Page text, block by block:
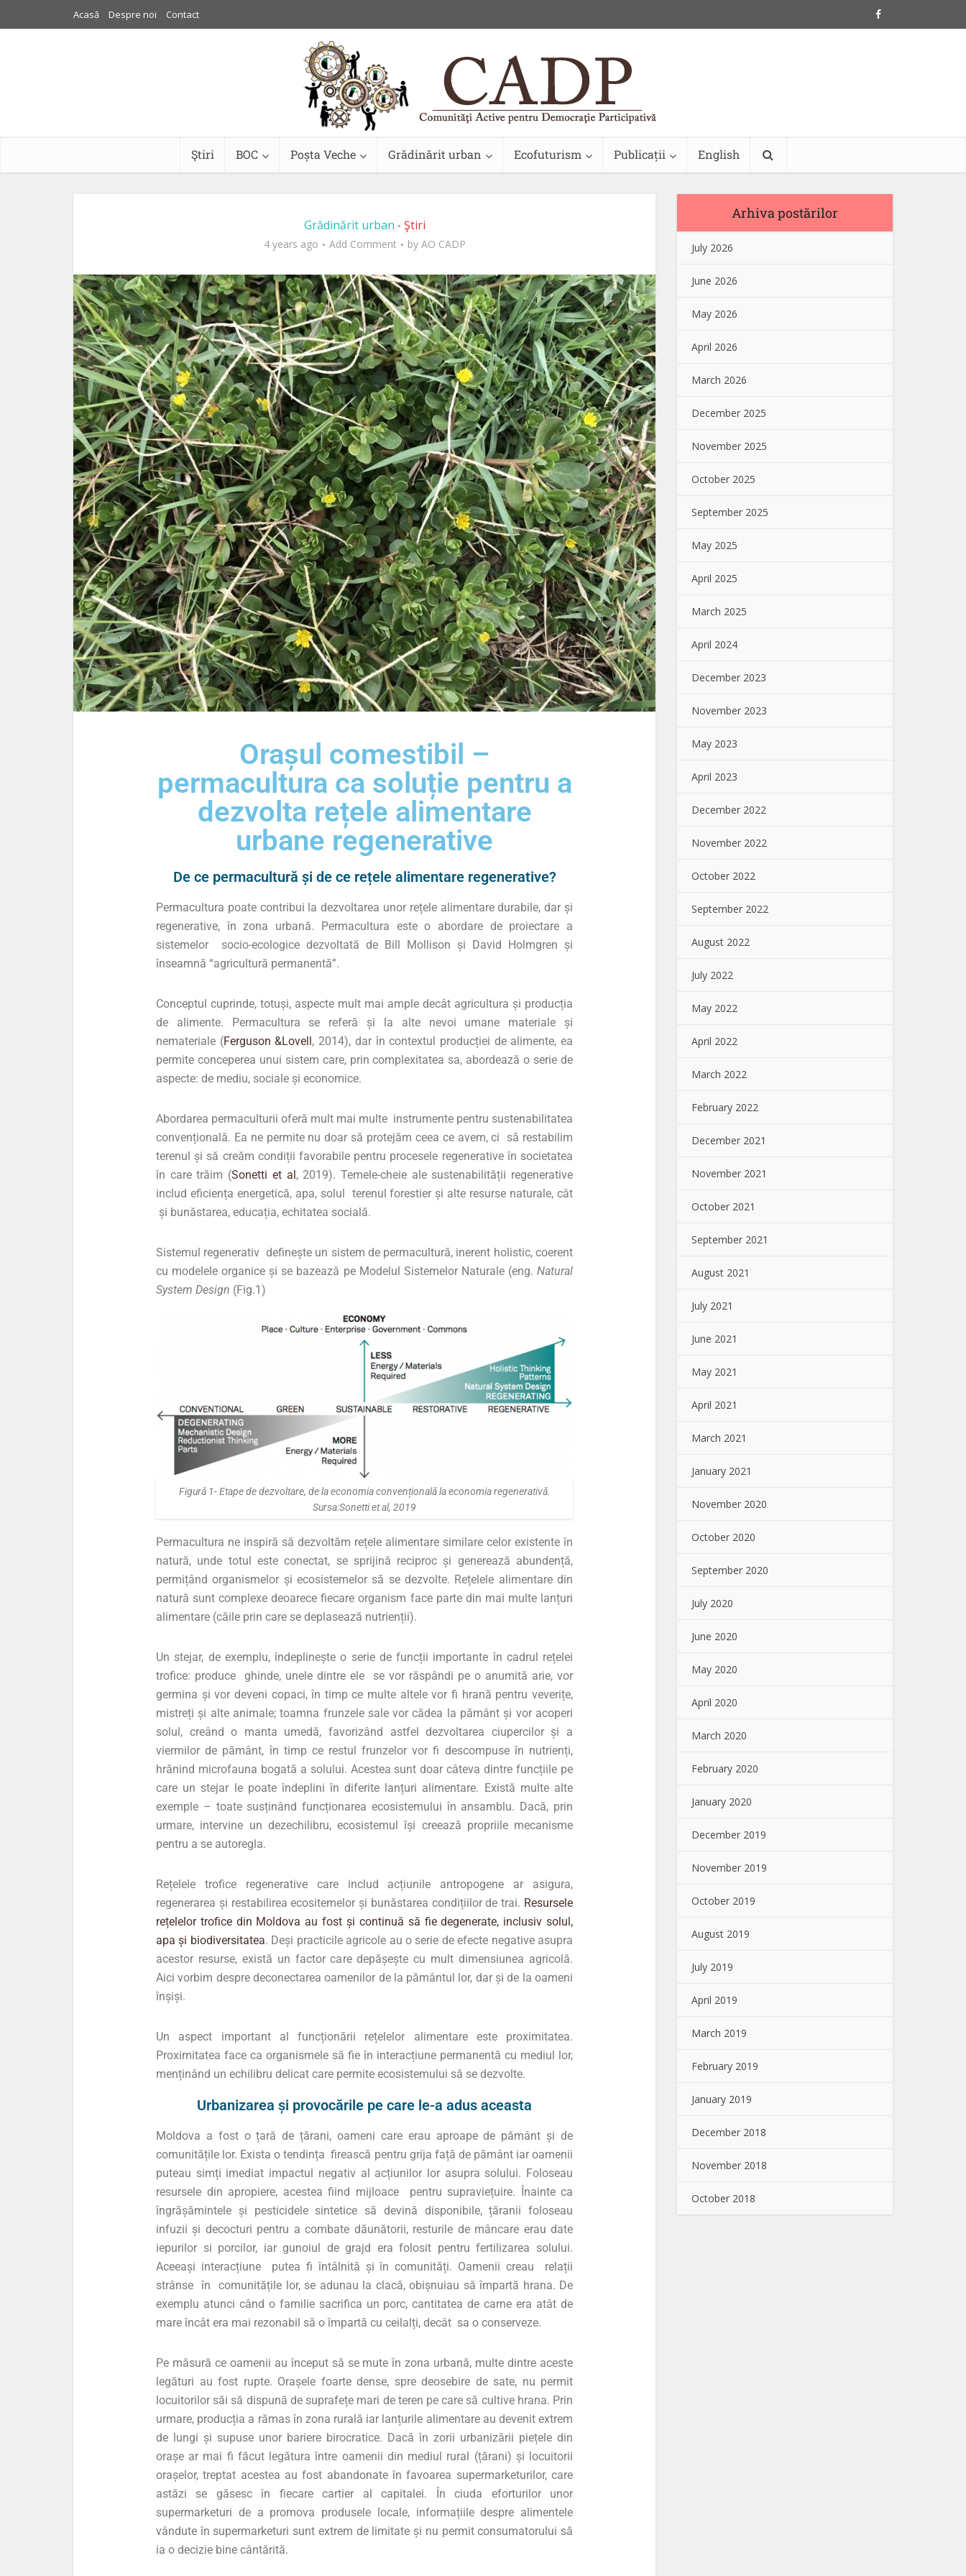
Acasă Despre noi Contact
Ştiri BOC Poșta Veche Grădinărit urban Ecofuturism Publicații English
Grădinărit urban • Ştiri
4 years ago Add Comment by AO CADP
Orașul comestibil –
permacultura ca soluție pentru a
dezvolta rețele alimentare
urbane regenerative
De ce permacultură și de ce rețele alimentare regenerative?
Permacultura poate contribui la dezvoltarea unor rețele alimentare durabile, dar și
regenerative, în zona urbană. Permacultura este o abordare de proiectare a
sistemelor socio-ecologice dezvoltată de Bill Mollison și David Holmgren și
înseamnă “agricultură permanentă”.
Conceptul cuprinde, totuși, aspecte mult mai ample decât agricultura și producția
de alimente. Permacultura se referă și la alte nevoi umane materiale și
nemateriale (Ferguson &Lovell, 2014), dar în contextul producției de alimente, ea
permite conceperea unui sistem care, prin complexitatea sa, abordează o serie de
aspecte: de mediu, sociale și economice.
Abordarea permaculturii oferă mult mai multe instrumente pentru sustenabilitatea
convențională. Ea ne permite nu doar să protejăm ceea ce avem, ci să restabilim
terenul și să creăm condiții favorabile pentru procesele regenerative în societatea
în care trăim (Sonetti et al, 2019). Temele-cheie ale sustenabilității regenerative
includ eficiența energetică, apa, solul terenul forestier și alte resurse naturale, cât
și bunăstarea, educația, echitatea socială.
Sistemul regenerativ definește un sistem de permacultură, inerent holistic, coerent
cu modelele organice și se bazează pe Modelul Sistemelor Naturale (eng. Natural
System Design (Fig.1)
Figură 1- Etape de dezvoltare, de la economia convențională la economia regenerativă.
Sursa:Sonetti et al, 2019
Permacultura ne inspiră să dezvoltăm rețele alimentare similare celor existente în
natură, unde totul este conectat, se sprijină reciproc și generează abundență,
permițând organismelor și ecosistemelor să se dezvolte. Rețelele alimentare din
natură sunt complexe deoarece fiecare organism face parte din mai multe lanțuri
alimentare (căile prin care se deplasează nutrienții).
Un stejar, de exemplu, îndeplinește o serie de funcții importante în cadrul rețelei
trofice: produce ghinde, unele dintre ele se vor răspândi pe o anumită arie, vor
germina și vor deveni copaci, în timp ce multe altele vor fi hrană pentru veverițe,
mistreți și alte animale; toamna frunzele sale vor cădea la pământ și vor acoperi
solul, creând o manta umedă, favorizând astfel dezvoltarea ciupercilor și a
viermilor de pământ, în timp ce restul frunzelor vor fi descompuse în nutrienți,
hrănind microfauna bogată a solului. Acestea sunt doar câteva dintre funcțiile pe
care un stejar le poate îndeplini în diferite lanțuri alimentare. Există multe alte
exemple – toate susținând funcționarea ecosistemului în ansamblu. Dacă, prin
urmare, intervine un dezechilibru, ecosistemul își creează propriile mecanisme
pentru a se autoregla.
Rețelele trofice regenerative care includ acțiunile antropogene ar asigura,
regenerarea și restabilirea ecositemelor și bunăstarea condițiilor de trai. Resursele
rețelelor trofice din Moldova au fost și continuă să fie degenerate, inclusiv solul,
apa și biodiversitatea. Deși practicile agricole au o serie de efecte negative asupra
acestor resurse, există un factor care depășește cu mult dimensiunea agricolă.
Aici vorbim despre deconectarea oamenilor de la pământul lor, dar și de la oameni
înșiși.
Un aspect important al funcționării rețelelor alimentare este proximitatea.
Proximitatea face ca organismele să fie în interacțiune permanentă cu mediul lor,
menținând un echilibru delicat care permite ecosistemului să se dezvolte.
Urbanizarea și provocările pe care le-a adus aceasta
Moldova a fost o țară de țărani, oameni care erau aproape de pământ și de
comunitățile lor. Exista o tendința firească pentru grija față de pământ iar oamenii
puteau simți imediat impactul negativ al acțiunilor lor asupra solului. Foloseau
resursele din apropiere, acestea fiind mijloace pentru supraviețuire. Înainte ca
îngrășămintele și pesticidele sintetice să devină disponibile, țăranii foloseau
infuzii și decocturi pentru a combate dăunătorii, resturile de mâncare erau date
iepurilor si porcilor, iar gunoiul de grajd era folosit pentru fertilizarea solului.
Aceeași interacțiune putea fi întâlnită și în comunități. Oamenii creau relații
strânse în comunitățile lor, se adunau la clacă, obișnuiau să împartă hrana. De
exemplu atunci când o familie sacrifica un porc, cantitatea de carne era atât de
mare încât era mai rezonabil să o împartă cu ceilalți, decât sa o conserveze.
Pe măsură ce oamenii au început să se mute în zona urbană, multe dintre aceste
legături au fost rupte. Orașele foarte dense, spre deosebire de sate, nu permit
locuitorilor săi să dispună de suprafețe mari de teren pe care să cultive hrana. Prin
urmare, producția a rămas în zona rurală iar lanțurile alimentare au devenit extrem
de lungi și supuse unor bariere birocratice. Dacă în zorii urbanizării piețele din
orașe ar mai fi făcut legătura între oamenii din mediul rural (țărani) și locuitorii
orașelor, treptat acestea au fost abandonate în favoarea supermarketurilor, care
astăzi se găsesc în fiecare cartier al capitalei. În ciuda eforturilor unor
supermarketuri de a promova produsele locale, informațiile despre alimentele
vândute în supermarketuri sunt extrem de limitate și nu permit consumatorului să
ia o decizie bine cântărită.
Arhiva postărilor
July 2026
June 2026
May 2026
April 2026
March 2026
December 2025
November 2025
October 2025
September 2025
May 2025
April 2025
March 2025
April 2024
December 2023
November 2023
May 2023
April 2023
December 2022
November 2022
October 2022
September 2022
August 2022
July 2022
May 2022
April 2022
March 2022
February 2022
December 2021
November 2021
October 2021
September 2021
August 2021
July 2021
June 2021
May 2021
April 2021
March 2021
January 2021
November 2020
October 2020
September 2020
July 2020
June 2020
May 2020
April 2020
March 2020
February 2020
January 2020
December 2019
November 2019
October 2019
August 2019
July 2019
April 2019
March 2019
February 2019
January 2019
December 2018
November 2018
October 2018